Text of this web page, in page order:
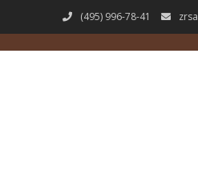
(495) 996-78-41